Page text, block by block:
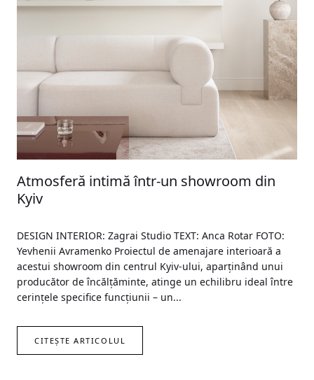
Atmosferă intimă într-un showroom din
Kyiv
DESIGN INTERIOR: Zagrai Studio TEXT: Anca Rotar FOTO:
Yevhenii Avramenko Proiectul de amenajare interioară a
acestui showroom din centrul Kyiv-ului, aparținând unui
producător de încălțăminte, atinge un echilibru ideal între
cerințele specifice funcțiunii – un...
CITEȘTE ARTICOLUL